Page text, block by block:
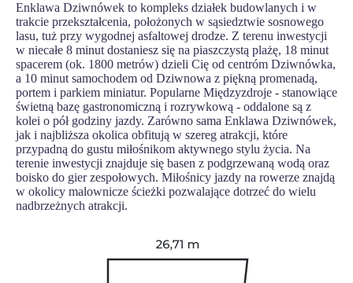
Enklawa Dziwnówek to kompleks działek budowlanych i w
trakcie przekształcenia, położonych w sąsiedztwie sosnowego
lasu, tuż przy wygodnej asfaltowej drodze. Z terenu inwestycji
w niecałe 8 minut dostaniesz się na piaszczystą plażę, 18 minut
spacerem (ok. 1800 metrów) dzieli Cię od centróm Dziwnówka,
a 10 minut samochodem od Dziwnowa z piękną promenadą,
portem i parkiem miniatur. Popularne Międzyzdroje - stanowiące
świetną bazę gastronomiczną i rozrywkową - oddalone są z
kolei o pół godziny jazdy. Zarówno sama Enklawa Dziwnówek,
jak i najbliższa okolica obfitują w szereg atrakcji, które
przypadną do gustu miłośnikom aktywnego stylu życia. Na
terenie inwestycji znajduje się basen z podgrzewaną wodą oraz
boisko do gier zespołowych. Miłośnicy jazdy na rowerze znajdą
w okolicy malownicze ścieżki pozwalające dotrzeć do wielu
nadbrzeżnych atrakcji.